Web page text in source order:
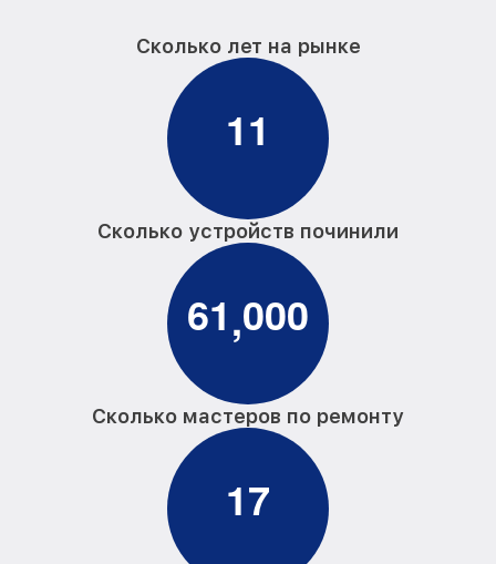
Сколько лет на рынке
11
Сколько устройств починили
61,000
Сколько мастеров по ремонту
17